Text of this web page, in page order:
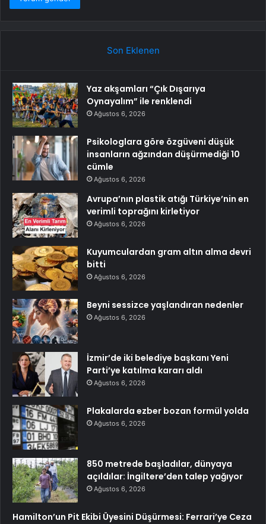
Son Eklenen
Yaz akşamları “Çık Dışarıya
Oynayalım” ile renklendi
Ağustos 6, 2026
Psikologlara göre özgüveni düşük
insanların ağzından düşürmediği 10
cümle
Ağustos 6, 2026
Avrupa’nın plastik atığı Türkiye’nin en
verimli toprağını kirletiyor
Ağustos 6, 2026
Kuyumculardan gram altın alma devri
bitti
Ağustos 6, 2026
Beyni sessizce yaşlandıran nedenler
Ağustos 6, 2026
İzmir’de iki belediye başkanı Yeni
Parti’ye katılma kararı aldı
Ağustos 6, 2026
Plakalarda ezber bozan formül yolda
Ağustos 6, 2026
850 metrede başladılar, dünyaya
açıldılar: İngiltere’den talep yağıyor
Ağustos 6, 2026
Hamilton’un Pit Ekibi Üyesini Düşürmesi: Ferrari’ye Ceza